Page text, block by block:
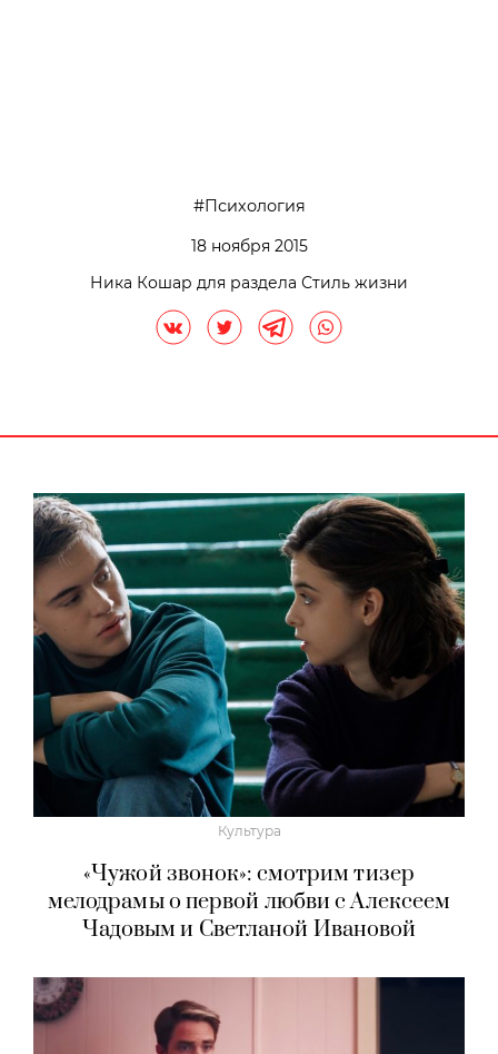
Психология
18 ноября 2015
Ника Кошар для раздела Стиль жизни
Культура
«Чужой звонок»: смотрим тизер
мелодрамы о первой любви с Алексеем
Чадовым и Светланой Ивановой